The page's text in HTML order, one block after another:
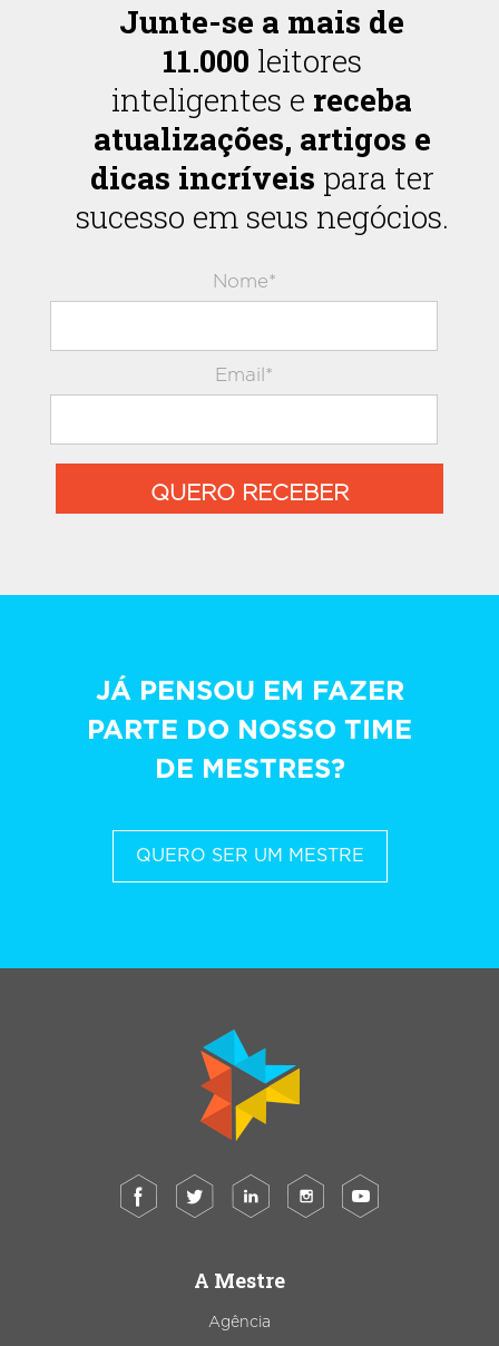
Junte-se a mais de
11.000 leitores
inteligentes e receba
atualizações, artigos e
dicas incríveis para ter
sucesso em seus negócios.
Nome*
Email*
QUERO RECEBER
JÁ PENSOU EM FAZER
PARTE DO NOSSO TIME
DE MESTRES?
QUERO SER UM MESTRE
A Mestre
Agência